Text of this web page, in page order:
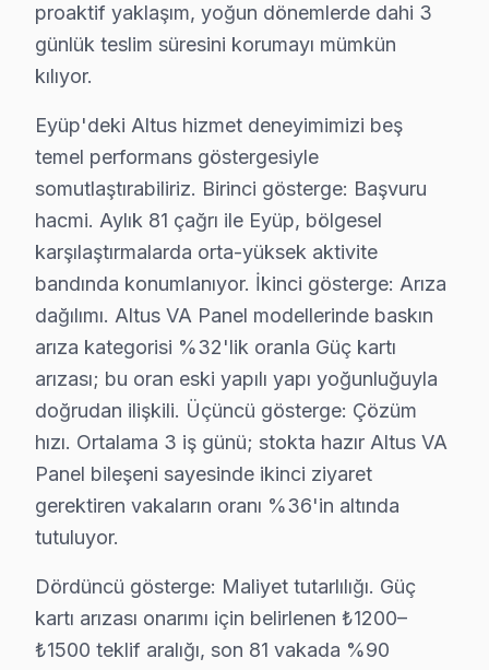
Işıklar Mahallesi'nde, genellikle eski yapılar ve az
İslambey'de Altus TV Servisi
Karadolap'ta Altus TV Servisi
Karadolap Mahallesi sakinleri için Altus ekran bakımı
Kemerburgaz'da Altus TV Servisi
Kemerburgaz'da yaşayanlar, Altus panel onarımı
Mimarsinan'da Altus TV Servisi
Mimarsinan Mahallesi sakinleri, Altus cihaz tamiri için
Mithatpaşa'da Altus TV Servisi
Mithatpaşa Mahallesi'nde oturanlar, Altus ekran tamiri
Nişancı'da Altus TV Servisi
Odayeri'de Altus TV Servisi
Odayeri Mahallesi'nde yaşayanlar, Altus ekran
proaktif yaklaşım, yoğun dönemlerde dahi 3
günlük teslim süresini korumayı mümkün
kılıyor.
Eyüp'deki Altus hizmet deneyimimizi beş
temel performans göstergesiyle
somutlaştırabiliriz. Birinci gösterge: Başvuru
hacmi. Aylık 81 çağrı ile Eyüp, bölgesel
karşılaştırmalarda orta-yüksek aktivite
bandında konumlanıyor. İkinci gösterge: Arıza
dağılımı. Altus VA Panel modellerinde baskın
arıza kategorisi %32'lik oranla Güç kartı
arızası; bu oran eski yapılı yapı yoğunluğuyla
doğrudan ilişkili. Üçüncü gösterge: Çözüm
hızı. Ortalama 3 iş günü; stokta hazır Altus VA
Panel bileşeni sayesinde ikinci ziyaret
gerektiren vakaların oranı %36'in altında
tutuluyor.
Dördüncü gösterge: Maliyet tutarlılığı. Güç
kartı arızası onarımı için belirlenen ₺1200–
₺1500 teklif aralığı, son 81 vakada %90